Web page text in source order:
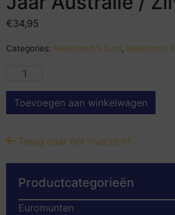
€34,95
Categories: Nederland 5 Euro, Nederland
Toevoegen aan winkelwagen
Terug naar het overzicht
Productcategorieën
Euromunten